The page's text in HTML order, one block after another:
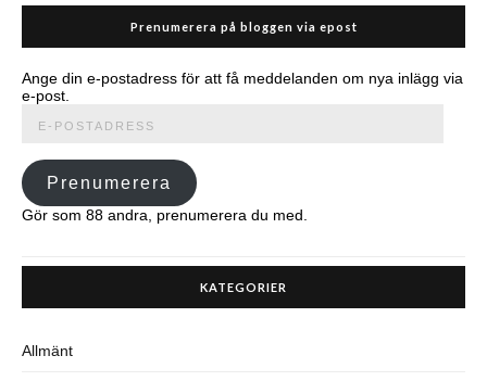
Prenumerera på bloggen via epost
Ange din e-postadress för att få meddelanden om nya inlägg via
e-post.
postadress
Prenumerera
Gör som 88 andra, prenumerera du med.
KATEGORIER
Allmänt